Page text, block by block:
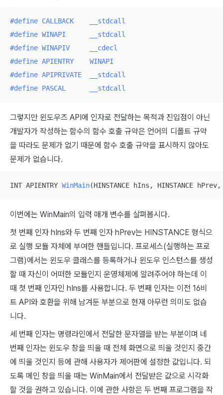
#define CALLBACK    __stdcall
#define WINAPI      __stdcall
#define WINAPIV     __cdecl
#define APIENTRY    WINAPI
#define APIPRIVATE  __stdcall
#define PASCAL      __stdcall
그렇지만 윈도우즈 API에 인자로 전달하는 목적과 진입점이 아닌
개발자가 작성하는 함수의 함수 호출 규약은 언어의 디폴트 규약
을 따라도 문제가 없기 때문에 함수 호출 규약을 표시하지 않아도
문제가 없습니다.
INT APIENTRY WinMain(HINSTANCE hIns, HINSTANCE
이번에는 WinMain의 입력 매개 변수를 살펴봅시다.
첫 번째 인자 hIns와 두 번째 인자 hPrev는 HINSTANCE 형식으
로 실행 모듈 자체에 부여한 핸들입니다. 프로세스(실행하는 프로
그램)에서는 윈도우 클래스를 등록하거나 윈도우 인스턴스를 생성
할 때 자신이 어떠한 모듈인지 운영체제에 알려주어야 하는데 이
때 첫 번째 인자인 hIns를 사용합니다. 두 번째 인자는 이전 16비
트 API와 호환을 위해 남겨둔 부분으로 현재 아무런 의미도 없습
니다.
세 번째 인자는 명령라인에서 전달한 문자열을 받는 부분이며 네
번째 인자는 윈도우 창을 띄울 때 전체 화면으로 띄울 것인지 중간
에 띄울 것인지 등에 관해 사용자가 제어판에 설정한 값입니다. 되
도록 메인 창을 띄울 때는 WinMain에서 전달받은 값으로 시각화
할 것을 권하고 있습니다. 이에 관한 사항은 두 번째 프로그램을 작